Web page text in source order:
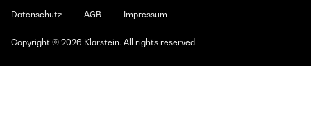
Datenschutz AGB Impressum
Copyright © 2026 Klarstein. All rights reserved